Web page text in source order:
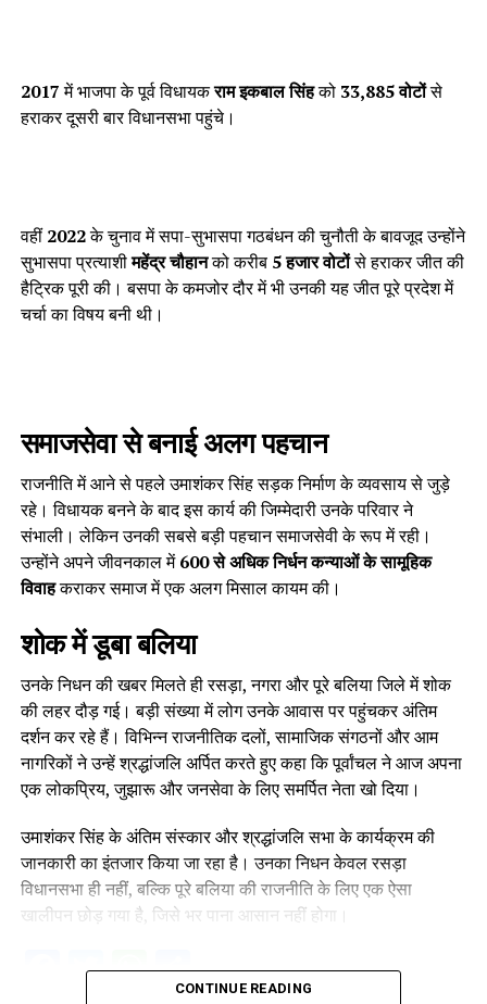
2017में भाजपा के पूर्व विधायकराम इकबाल सिंहको 33,885 वोटोंसे
हराकर दूसरी बार विधानसभा पहुंचे।
वहीं2022के चुनाव में सपा-सुभासपा गठबंधन की चुनौती के बावजूद उन्होंने
सुभासपा प्रत्याशीमहेंद्र चौहानको करीब 5 हजार वोटोंसे हराकर जीत की
हैट्रिक पूरी की। बसपा के कमजोर दौर में भी उनकी यह जीत पूरे प्रदेश में
चर्चा का विषय बनी थी।
समाजसेवा से बनाई अलग पहचान
राजनीति में आने से पहले उमाशंकर सिंह सड़क निर्माण के व्यवसाय से जुड़े
रहे। विधायक बनने के बाद इस कार्य की जिम्मेदारी उनके परिवार ने
संभाली। लेकिन उनकी सबसे बड़ी पहचान समाजसेवी के रूप में रही।
उन्होंने अपने जीवनकाल में600 से अधिक निर्धन कन्याओं के सामूहिक
विवाहकराकर समाज में एक अलग मिसाल कायम की।
शोक में डूबा बलिया
उनके निधन की खबर मिलते ही रसड़ा, नगरा और पूरे बलिया जिले में शोक
की लहर दौड़ गई। बड़ी संख्या में लोग उनके आवास पर पहुंचकर अंतिम
दर्शन कर रहे हैं। विभिन्न राजनीतिक दलों, सामाजिक संगठनों और आम
नागरिकों ने उन्हें श्रद्धांजलि अर्पित करते हुए कहा कि पूर्वांचल ने आज अपना
एक लोकप्रिय, जुझारू और जनसेवा के लिए समर्पित नेता खो दिया।
उमाशंकर सिंह के अंतिम संस्कार और श्रद्धांजलि सभा के कार्यक्रम की
जानकारी का इंतजार किया जा रहा है। उनका निधन केवल रसड़ा
विधानसभा ही नहीं, बल्कि पूरे बलिया की राजनीति के लिए एक ऐसा
खालीपन छोड़ गया है, जिसे भर पाना आसान नहीं होगा।
Facebook
Twitter
WhatsApp
Share
CONTINUE READING